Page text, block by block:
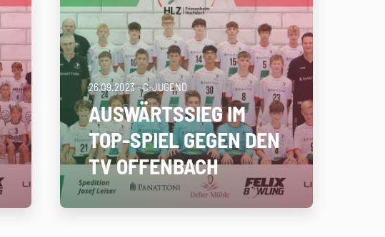
26.09.2023- C-JUGEND
AUSWÄRTSSIEG IM
TOP-SPIEL GEGEN DEN
TV OFFENBACH